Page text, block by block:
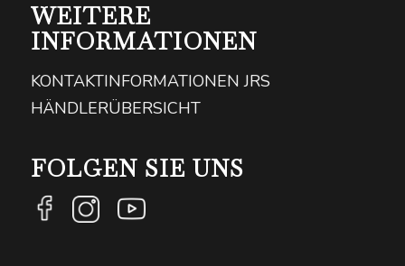
WEITERE
INFORMATIONEN
KONTAKTINFORMATIONEN JRS
HÄNDLERÜBERSICHT
FOLGEN SIE UNS